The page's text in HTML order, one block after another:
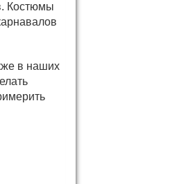
Костюмы
в наших